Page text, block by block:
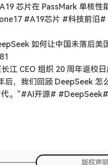
芯片在 PassMark 单核
#A19芯片 #科技前沿#
如何让中国未落后美
江 CEO 组织 20 周年返校
后，我们回顾 DeepSeek
代。”#AI开源# #DeepSeek#
版权声明